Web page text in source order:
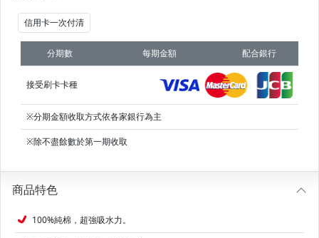
信用卡一次付清
分期數 每期金額 配合銀行
接受刷卡卡種
※分期金額收取方式依各家銀行為主
※除不盡餘數於第一期收取
商品特色
100%純棉，超強吸水力。